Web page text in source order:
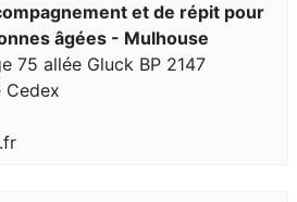
et de répit pour
âgées - Mulhouse
75 allée Gluck BP 2147
Cedex